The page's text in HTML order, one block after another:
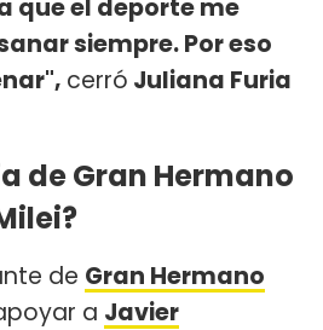
que el deporte me
siempre. Por eso
cerró Juliana Furia
de Gran Hermano
de Gran Hermano
a Javier